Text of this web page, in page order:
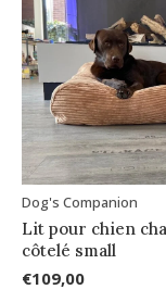
Dog's Companion
Lit pour chien
côtelé small
€109,00